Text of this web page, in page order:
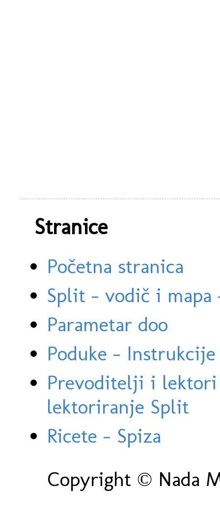
Stranice
Početna stranica
Split - vodič i
Parametar doo
Poduke -
Prevoditelji i
lektoriranje Split
Ricete - Spiza
Copyright © Nada